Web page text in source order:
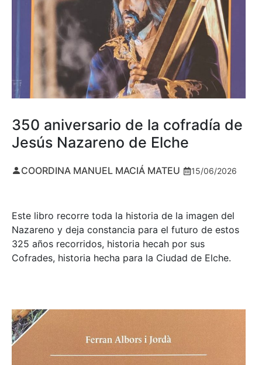
350 aniversario de la cofradía de
Jesús Nazareno de Elche
COORDINA MANUEL MACIÁ MATEU 15/06/2026
Este libro recorre toda la historia de la imagen del
Nazareno y deja constancia para el futuro de estos
325 años recorridos, historia hecah por sus
Cofrades, historia hecha para la Ciudad de Elche.